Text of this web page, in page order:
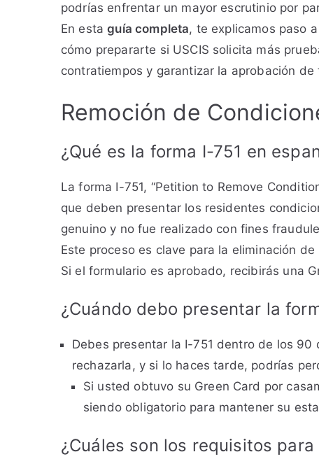
podrías enfrentar un mayor escrutinio por
En estaguía completa, te explicamos paso
cómo prepararte si USCIS solicita más
contratiempos y garantizar la aprobación de
Remoción de
¿Qué es la forma I-751 en
La forma I-751, “Petition to Remove
que deben presentar los residentes
genuino y no fue realizado con fines
Este proceso es clave para la eliminación
Si el formulario es aprobado, recibirás una
¿Cuándo debo presentar la
Debes presentar la I-751 dentro de los 90
rechazarla, y si lo haces tarde, podrías
Si usted obtuvo su Green Card por
siendo obligatorio para mantener su
¿Cuáles son los requisitos